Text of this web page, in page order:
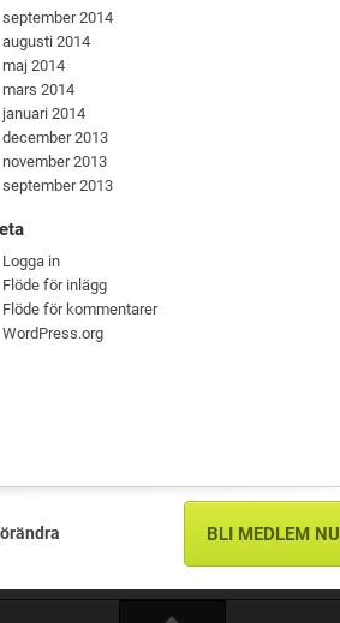
september 2014
augusti 2014
maj 2014
mars 2014
januari 2014
december 2013
november 2013
september 2013
Logga in
Flöde för inlägg
Flöde för kommentarer
WordPress.org
BLI MEDLEM NU